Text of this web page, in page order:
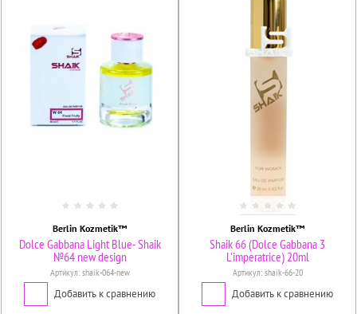
Berlin Kozmetik™
Dolce Gabbana Light Blue- Shaik
№64 new design
Артикул:shaik-064-new
Добавить к сравнению
Berlin Kozmetik™
Shaik 66 (Dolce Gabbana 3
L'imperatrice) 20ml
Артикул:shaik-66-20
Добавить к сравнению